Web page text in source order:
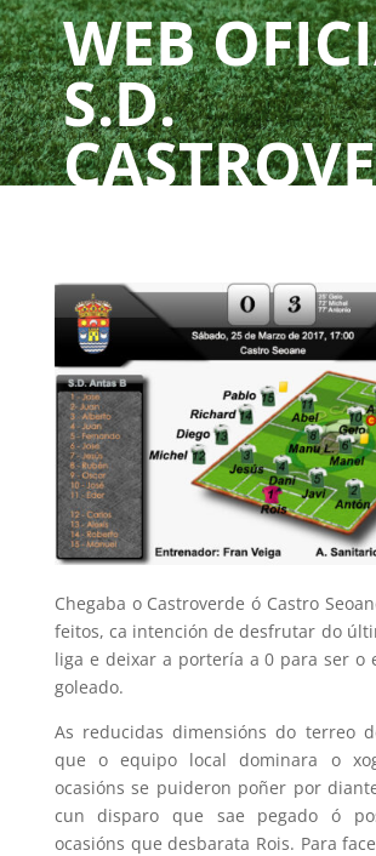
WEB
S.D.
Chegaba o Castroverde ó Castro
feitos, ca intención de desfrutar do
liga e deixar a portería a 0 para ser o
goleado.
As reducidas dimensións do terreo
que o equipo local dominara o
ocasións se puideron poñer por
cun disparo que sae pegado ó
ocasións que desbarata Rois. Para